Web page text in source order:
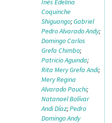
Inés Edelina
Coquinche
Shiguango;Gabriel
Pedro Alvarado Andy;
Domingo Carlos
Grefa Chimbo;
Patricio Aguinda;
Rita Mery Grefa Andi;
Mery Regina
Alvarado Pauchi;
Natanael Bolívar
Andi Díaz;Pedro
Domingo Andy